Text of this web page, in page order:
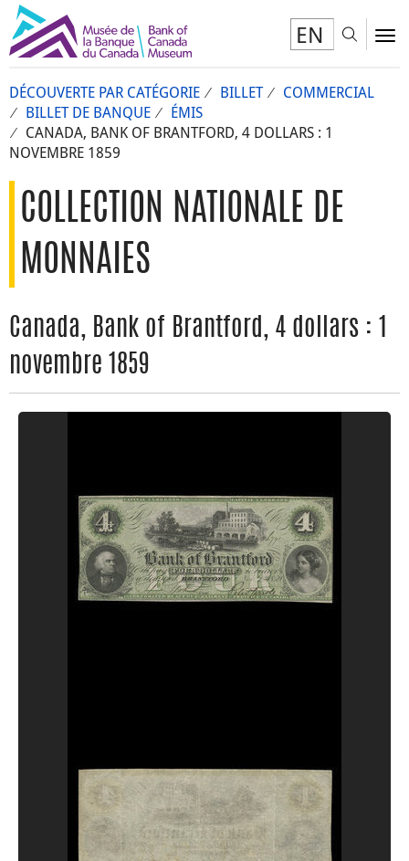
EN
DÉCOUVERTE PAR CATÉGORIE BILLET
COMMERCIAL
BILLET DE BANQUE
ÉMIS
CANADA, BANK OF BRANTFORD, 4 DOLLARS : 1
NOVEMBRE 1859
COLLECTION NATIONALE DE
MONNAIES
Canada, Bank of Brantford, 4 dollars : 1
novembre 1859